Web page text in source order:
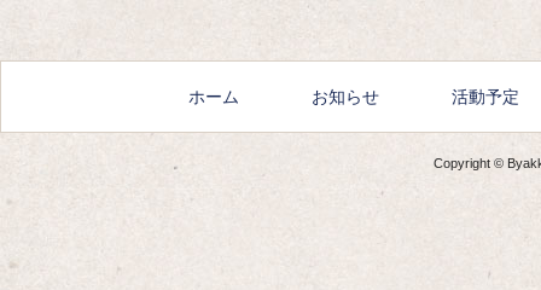
ホーム お知らせ 活動予定
Copyright ©